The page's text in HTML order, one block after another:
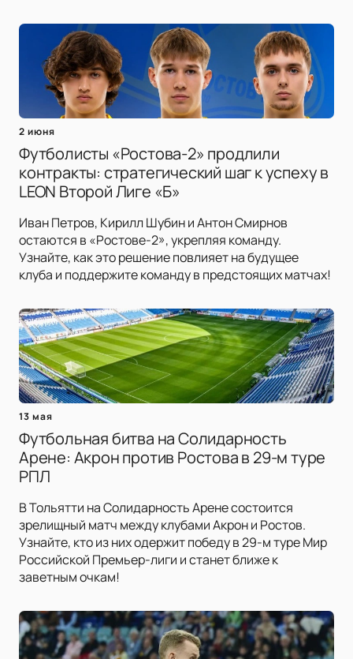
2 июня
Футболисты «Ростова-2» продлили
контракты: стратегический шаг к успеху в
LEON Второй Лиге «Б»
Иван Петров, Кирилл Шубин и Антон Смирнов
остаются в «Ростове-2», укрепляя команду.
Узнайте, как это решение повлияет на будущее
клуба и поддержите команду в предстоящих матчах!
13 мая
Футбольная битва на Солидарность
Арене: Акрон против Ростова в 29-м туре
РПЛ
В Тольятти на Солидарность Арене состоится
зрелищный матч между клубами Акрон и Ростов.
Узнайте, кто из них одержит победу в 29-м туре Мир
Российской Премьер-лиги и станет ближе к
заветным очкам!